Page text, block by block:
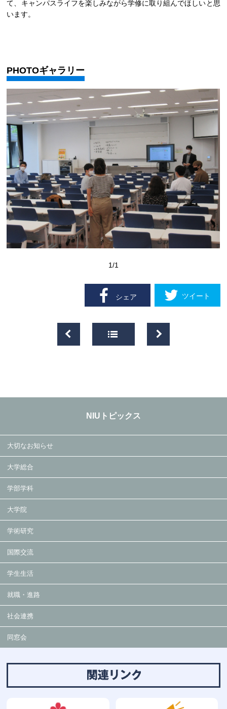
て、キャンパスライフを楽しみながら学修に取り組んでほしいと思
います。
PHOTOギャラリー
1/1
シェア ツイート
NIUトピックス
大切なお知らせ
大学総合
学部学科
大学院
学術研究
国際交流
学生生活
就職・進路
社会連携
同窓会